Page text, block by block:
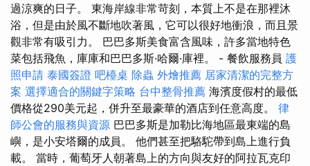
過涼爽的日子。 東海岸線非常苛刻，本質上不是在那裡沐
浴，但是由於風不斷地吹著風，它可以很好地衝浪，而且景
觀非常有吸引力。 巴巴多斯美食富含風味，許多當地特色
菜包括飛魚，庫庫和巴巴多斯·哈爾·庫裡。 - 餐飲服務員 護
照申請 泰國簽證 吧檯桌 除蟲 外燴推薦 居家清潔的完整方
案 選擇適合的關鍵字策略 台中整骨推薦 海濱度假村的最低
價格從290美元起，併升至最豪華的酒店到任意高度。 律
師公會的服務與資源 巴巴多斯是加勒比海地區最東端的島
嶼，是小安塔爾的成員。 他們甚至把駱駝帶到島上進行負
載。 當時，葡萄牙人朝著島上的方向與友好的阿拉瓦克印